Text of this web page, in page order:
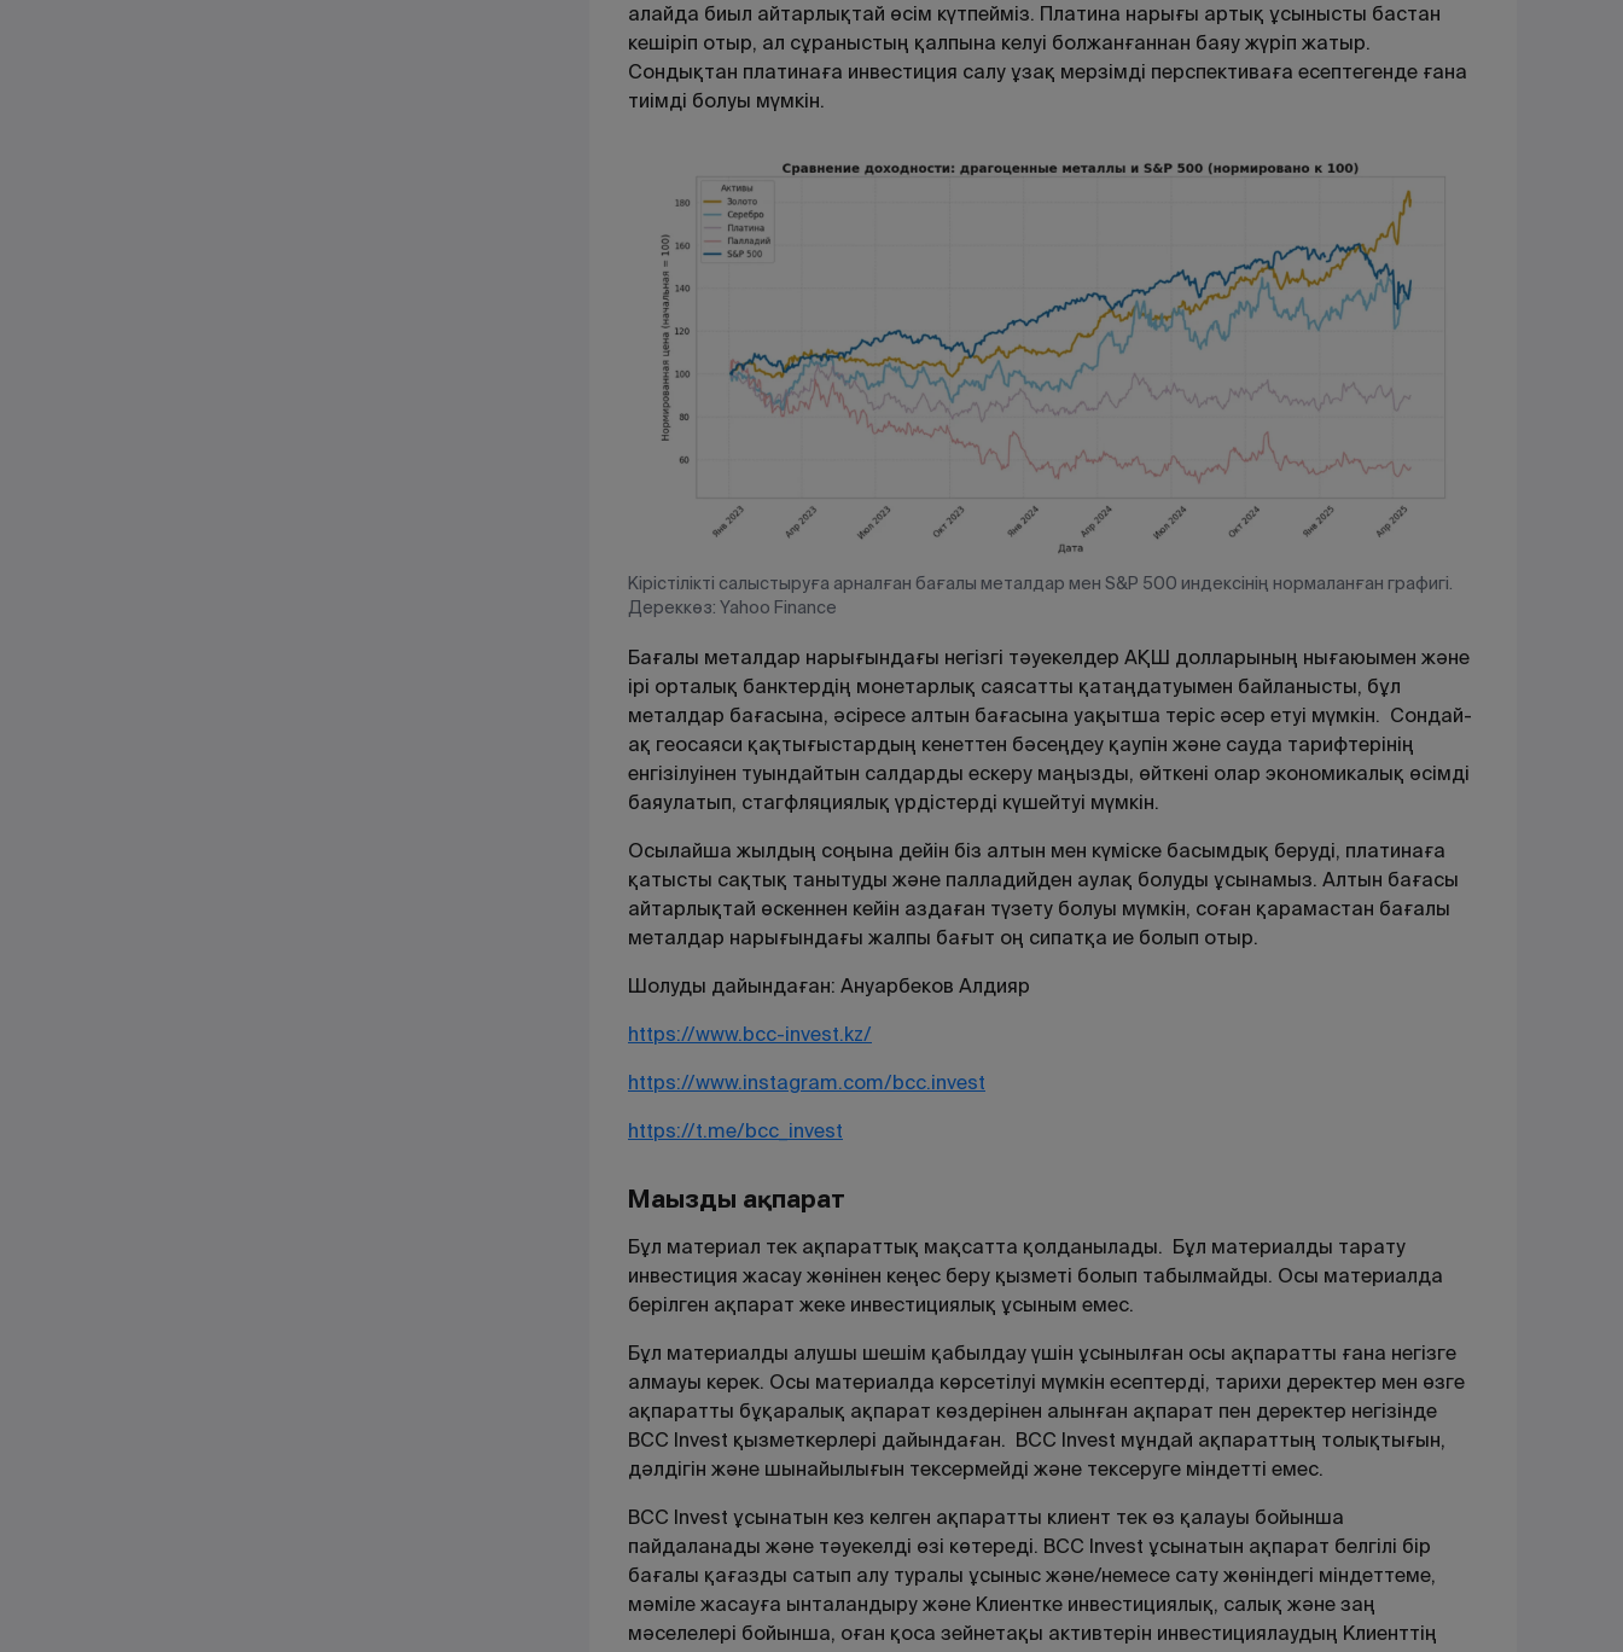
алайда биыл айтарлықтай өсім күтпейміз. Платина нарығы артық ұсынысты бастан
кешіріп отыр, ал сұраныстың қалпына келуі болжанғаннан баяу жүріп жатыр.
Сондықтан платинаға инвестиция салу ұзақ мерзімді перспективаға есептегенде ғана
тиімді болуы мүмкін.
Кірістілікті салыстыруға арналған бағалы металдар мен S&P 500 индексінің нормаланған графигі.
Дереккөз: Yahoo Finance
Бағалы металдар нарығындағы негізгі тәуекелдер АҚШ долларының нығаюымен және
ірі орталық банктердің монетарлық саясатты қатаңдатуымен байланысты, бұл
металдар бағасына, әсіресе алтын бағасына уақытша теріс әсер етуі мүмкін. Сондай-
ақ геосаяси қақтығыстардың кенеттен бәсеңдеу қаупін және сауда тарифтерінің
енгізілуінен туындайтын салдарды ескеру маңызды, өйткені олар экономикалық өсімді
баяулатып, стагфляциялық үрдістерді күшейтуі мүмкін.
Осылайша жылдың соңына дейін біз алтын мен күміске басымдық беруді, платинаға
қатысты сақтық танытуды және палладийден аулақ болуды ұсынамыз. Алтын бағасы
айтарлықтай өскеннен кейін аздаған түзету болуы мүмкін, соған қарамастан бағалы
металдар нарығындағы жалпы бағыт оң сипатқа ие болып отыр.
Шолуды дайындаған: Ануарбеков Алдияр
https://www.bcc-invest.kz/
https://www.instagram.com/bcc.invest
https://t.me/bcc_invest
Маңызды ақпарат
Бұл материал тек ақпараттық мақсатта қолданылады. Бұл материалды тарату
инвестиция жасау жөнінен кеңес беру қызметі болып табылмайды. Осы материалда
берілген ақпарат жеке инвестициялық ұсыным емес.
Бұл материалды алушы шешім қабылдау үшін ұсынылған осы ақпаратты ғана негізге
алмауы керек. Осы материалда көрсетілуі мүмкін есептерді, тарихи деректер мен өзге
ақпаратты бұқаралық ақпарат көздерінен алынған ақпарат пен деректер негізінде
BCC Invest қызметкерлері дайындаған. BCC Invest мұндай ақпараттың толықтығын,
дәлдігін және шынайылығын тексермейді және тексеруге міндетті емес.
BCC Invest ұсынатын кез келген ақпаратты клиент тек өз қалауы бойынша
пайдаланады және тәуекелді өзі көтереді. BCC Invest ұсынатын ақпарат белгілі бір
бағалы қағазды сатып алу туралы ұсыныс және/немесе сату жөніндегі міндеттеме,
мәміле жасауға ынталандыру және Клиентке инвестициялық, салық және заң
мәселелері бойынша, оған қоса зейнетақы активтерін инвестициялаудың Клиенттің